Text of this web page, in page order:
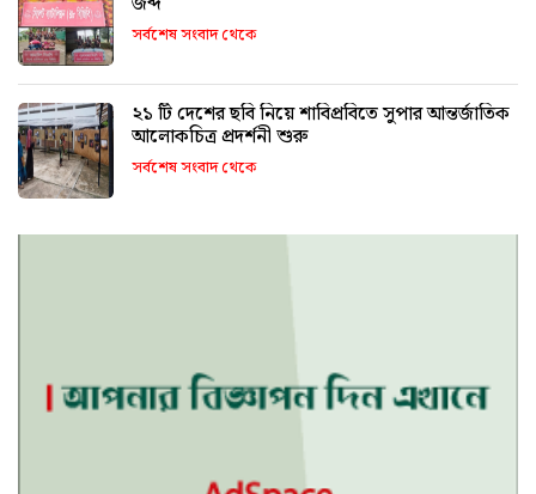
সর্বশেষ সংবাদ থেকে
২১ টি দেশের ছবি নিয়ে শাবিপ্রবিতে সুপার আন্তর্জাতিক
আলোকচিত্র প্রদর্শনী শুরু
সর্বশেষ সংবাদ থেকে